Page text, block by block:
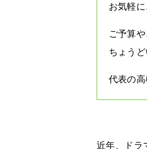
お気軽
ご予算
ちょう
代表の
近年、ドラ